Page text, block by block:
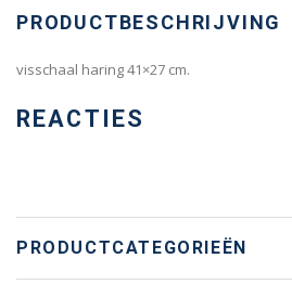
PRODUCTBESCHRIJVING
visschaal haring 41×27 cm.
REACTIES
PRODUCTCATEGORIEËN